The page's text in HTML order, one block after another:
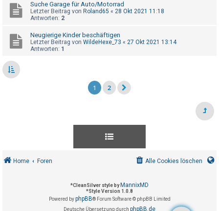
Suche Garage für Auto/Motorrad
Letzter Beitrag von Roland65 « 28 Okt 2021 11:18
Antworten: 2
Neugierige Kinder beschäftigen
Letzter Beitrag von WildeHexe_73 « 27 Okt 2021 13:14
Antworten: 1
1 2
Home Foren Alle Cookies löschen
*CleanSilver style by MannixMD
*Style Version 1.0.8
Powered byphpBB® Forum Software © phpBB Limited
Deutsche Übersetzung durch phpBB.de